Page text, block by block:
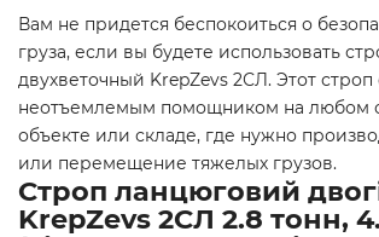
Вам не придется беспокоиться о
груза, если вы будете использовать
двухветочный KrepZevs 2СЛ. Этот строп
неотъемлемым помощником на любом
объекте или складе, где нужно
или перемещение тяжелых грузов.
Строп ланцюговий
KrepZevs 2СЛ 2.8 тонн,